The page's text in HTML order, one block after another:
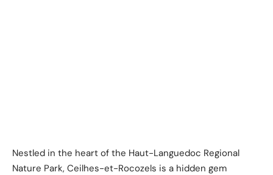
Nestled in the heart of the Haut-Languedoc Regional
Nature Park, Ceilhes-et-Rocozels is a hidden gem